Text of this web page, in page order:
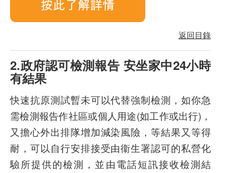
返回目錄
2.政府認可檢測報告 安坐家中24小時
有結果
快速抗原測試暫未可以代替強制檢測，如你急
需檢測報告作社區或個人用途(如工作或出行)，
又擔心外出排隊增加減染風險，等結果又等得
耐，可以自行安排接受由衞生署認可的私營化
驗所提供的檢測，並由電話短訊接收檢測結